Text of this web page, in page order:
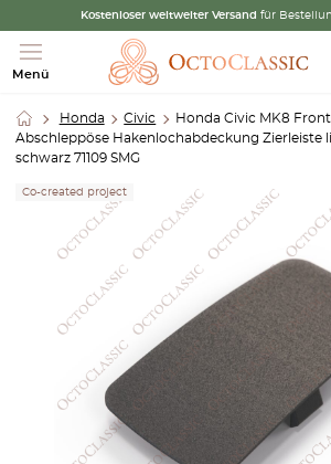
Kostenloser weltweiter Versand für
Menü
Honda Civic
Honda Civic MK8
Abschleppöse Hakenlochabdeckung Zierleiste
schwarz 71109 SMG
Co-created project